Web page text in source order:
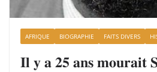
AFRIQUE BIOGRAPHIE FAITS DIVERS
𝐈𝐥 𝐲 𝐚 𝟐𝟓 𝐚𝐧𝐬